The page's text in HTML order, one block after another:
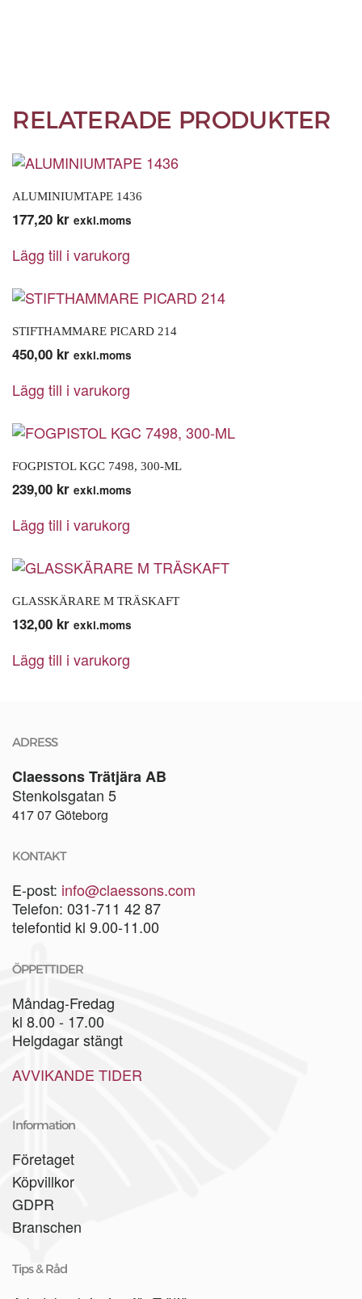
RELATERADE PRODUKTER
ALUMINIUMTAPE 1436
177,20 kr exkl.moms
Lägg till i varukorg
STIFTHAMMARE PICARD 214
450,00 kr exkl.moms
Lägg till i varukorg
FOGPISTOL KGC 7498, 300-ML
239,00 kr exkl.moms
Lägg till i varukorg
GLASSKÄRARE M TRÄSKAFT
132,00 kr exkl.moms
Lägg till i varukorg
ADRESS
Claessons Trätjära AB
Stenkolsgatan 5
417 07 Göteborg
KONTAKT
E-post: info@claessons.com
Telefon: 031-711 42 87
telefontid kl 9.00-11.00
ÖPPETTIDER
Måndag-Fredag
kl 8.00 - 17.00
Helgdagar stängt
AVVIKANDE TIDER
Information
Företaget
Köpvillkor
GDPR
Branschen
Tips & Råd